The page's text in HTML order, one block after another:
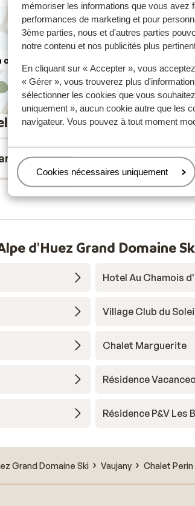
mémoriser les informations que vous avez
performances de marketing et pour
3ème parties, nous et d'autres parties
notre contenu et nos publicités plus
En cliquant sur « Accepter », vous
« Gérer », vous trouverez plus
sélectionner les cookies que vous
uniquement », aucun cookie autre que les
navigateur. Vous pouvez à tout moment
Gérer
Cookies nécessaires uniquement
À proximité
Distance du
Distance
Distance
mètres
Endroit calme
de ski
d'Huez Grand Domaine
Hotel Au Chamois
Village Club du
Chalet Marguerite
Résidence
Résidence P&V
Grand Domaine Ski Vaujany Chalet Perin